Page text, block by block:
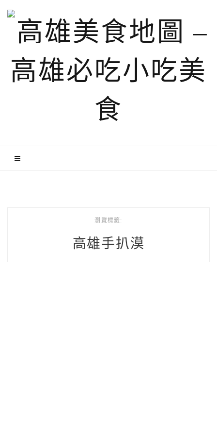
瀏覽標籤:
高雄手扒漠